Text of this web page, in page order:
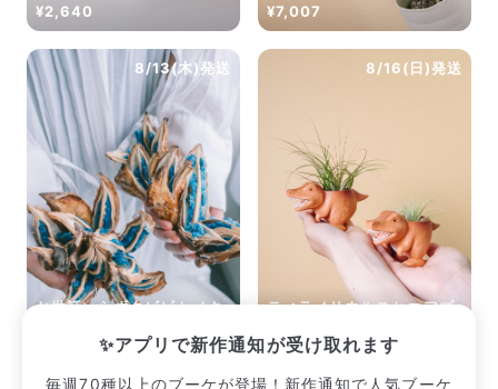
✨アプリで新作通知が受け取れます
毎週70種以上のブーケが登場！新作通知で人気ブーケ
¥2,640
¥7,007
8/13(木)発送
お世話いらずタビビトノキ
8/16(日)発送
ティラノサウルスとエアプ
¥2,233